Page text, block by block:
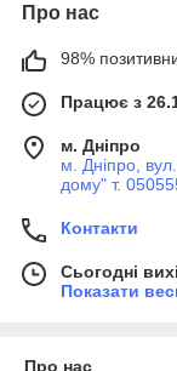
Про нас
98%
Працює з
м. Дніпро
м. Дніпро,
дому" т.
Контакти
Сьогодні
Показати
Про нас